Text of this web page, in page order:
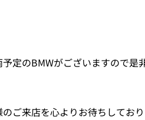
定のBMWがございますので是
ご来店を心よりお待ちしており